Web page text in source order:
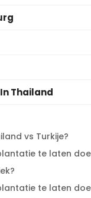
Thailand
vs Turkije?
te laten
te laten